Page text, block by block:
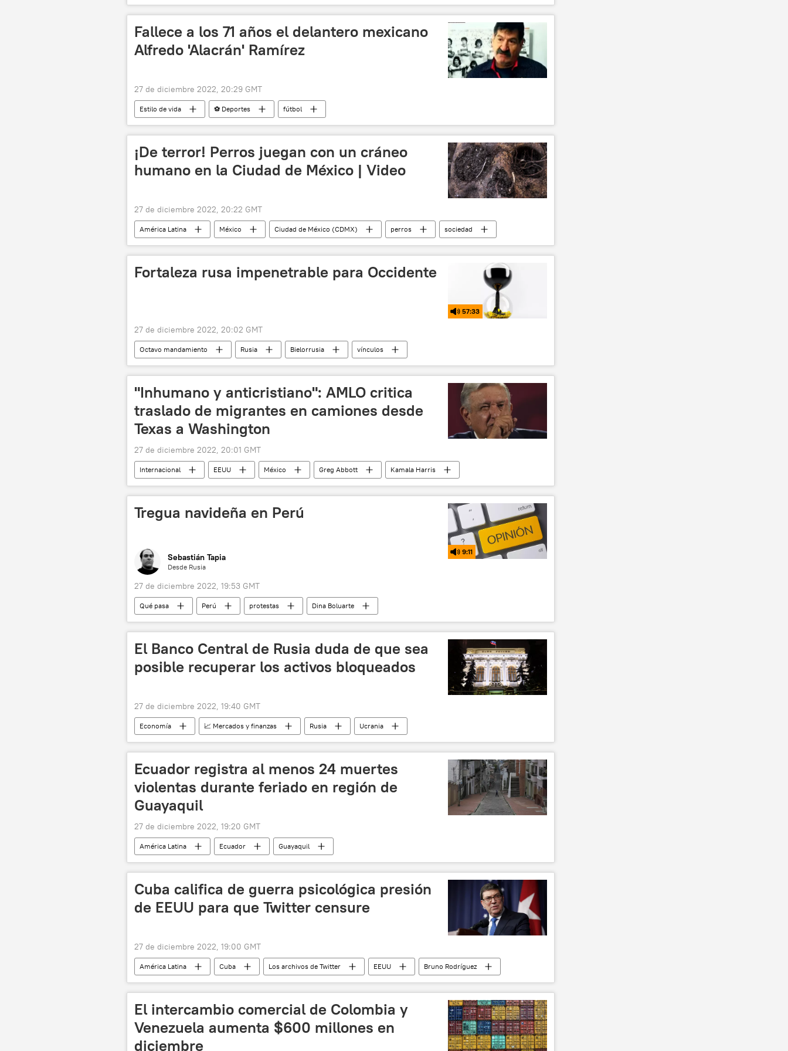
Fallece a los 71 años el delantero mexicano
Alfredo 'Alacrán' Ramírez
27 de diciembre 2022, 20:29 GMT
Estilo de vida ⚽ Deportes fútbol
¡De terror! Perros juegan con un cráneo
humano en la Ciudad de México | Video
27 de diciembre 2022, 20:22 GMT
América Latina México Ciudad de México (CDMX) perros
sociedad
cráneos
💢 Insólito
Fortaleza rusa impenetrable para Occidente
57:33
27 de diciembre 2022, 20:02 GMT
Octavo mandamiento Rusia Bielorrusia
vínculos
República Serbia de Krajina
Kosovo
"Inhumano y anticristiano": AMLO critica
traslado de migrantes en camiones desde
Texas a Washington
27 de diciembre 2022, 20:01 GMT
Internacional EEUU México Greg Abbott
Kamala Harris
Andrés Manuel López Obrador
Washington Texas política religión
Tregua navideña en Perú
9:11
Sebastián Tapia
Desde Rusia
27 de diciembre 2022, 19:53 GMT
Qué pasa Perú protestas Dina Boluarte
El Banco Central de Rusia duda de que sea
posible recuperar los activos bloqueados
27 de diciembre 2022, 19:40 GMT
Economía 📈 Mercados y finanzas Rusia
Ucrania
📰 Consecuencias económicas de las sanciones occidentales contra Rusia
Ecuador registra al menos 24 muertes
violentas durante feriado en región de
Guayaquil
27 de diciembre 2022, 19:20 GMT
América Latina Ecuador Guayaquil
Cuba califica de guerra psicológica presión
de EEUU para que Twitter censure
27 de diciembre 2022, 19:00 GMT
América Latina Cuba Los archivos de Twitter EEUU Bruno Rodríguez
El intercambio comercial de Colombia y
Venezuela aumenta $600 millones en
diciembre